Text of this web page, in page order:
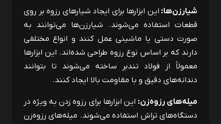
شیارزن‌ها: این ابزارها برای ایجاد شیارهای رزوه بر روی
قطعات استفاده می‌شوند. شیارزن‌ها می‌توانند به
صورت دستی یا ماشینی عمل کنند و انواع مختلفی
دارند که بر اساس نوع رزوه طراحی شده‌اند. این ابزارها
معمولاً از فولاد تندبر ساخته می‌شوند تا بتوانند
دندانه‌های دقیق و با مقاومت بالا ایجاد کنند.
میله‌های رزوه‌زن: این ابزارها برای رزوه زدن به ‌ویژه در
دستگاه‌های تراش استفاده می‌شوند. میله‌های رزوه‌زن